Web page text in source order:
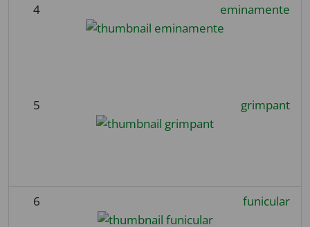
4 eminamente
5 grimpant
6 funicular